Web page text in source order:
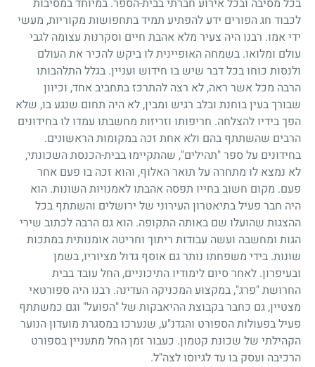
לכבוד חג הפורים ידע להפתיע תמיד בתחפושות מקוריות, מעשי
ידי אמו. רבנו היה צעיר מלא אהבת חיים וסקרנות עצומה לגבי
עולם ומלואו. בשמחה האופיינית לו ביקש להכיר את העולם
ולנסות כוחו בכל דבר שיש בו חידוש ועניין. בגלל התלהבותו
הרבה מכל אשר ראה, לא רצה להתרכז בתחביב אחד, וכיוון
שבורך בעין בוחנת ובלב רגיש ומבין, לא היה תחום שנגע בו, שלא
הפך בידיו להצלחה. חריפותו וזריזות מחשבתו עמדו לו בחידונים
הרבים שהשתתף בהם ולא אחת זכה במקומות הראשונים.
בחידונים על ספר "תהילים", שהתקיימו בבית-הכנסת השכונתי,
לא נמצא לו מתחרה על תואר האלוף, והוא זכה בו פעם אחר
פעם. מקום חשוב בחייו תפסה אהבתו לאמנויות השונות. הוא
היה חבר פעיל בתיאטרון העירוני של ירושלים והשתתף בכל
ההצגות שהועלו שם באותה התקופה. הוא גם הרבה לכתוב שירי
הגות ומחשבה ועשה עבודות ריתוך וחריטה אומנותית במתכות
שונות. בידי משפחתו נותר גם אוסף גדול מציוריו, בשמן
ובעיפרון. לאחר סיום לימודיו התיכוניים, החל עובד בבית
החרושת "פרג", במקצוע המכניקה העדינה. רבנו היה ספורטאי
מצטיין, גם כחבר בקבוצת ההיאבקות של "הפועל" וגם כמשתתף
פעיל בפעולות הספורט והגדנ"ע, שנערכו במסגרת מועדון הנוער
הקהילתי של שכונת קטמון. כעבור זמן החל מתעניין בספורט
הרכיבה ועסק בו עד לגיוסו לצה"ל.